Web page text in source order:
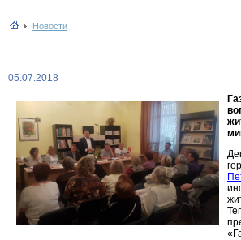
Новости
05.07.2018